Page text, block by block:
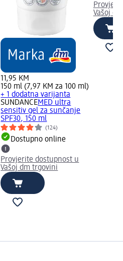
11,95 KM
150 ml (7,97 KM za 100 ml)
+ 1 dodatna varijanta
SUNDANCEMED ultra
sensitiv gel za sunčanje
SPF30, 150 ml
(124)
Dostupno online
Provjerite dostupnost u
Vašoj dm trgovini
Vašoj